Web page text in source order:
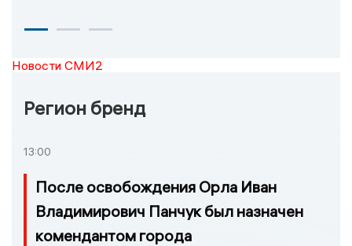
Новости СМИ2
Регион бренд
13:00
После освобождения Орла Иван
Владимирович Панчук был назначен
комендантом города